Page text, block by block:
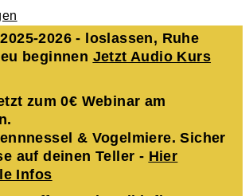
2026 - loslassen, Ruhe
beginnen Jetzt Audio Kurs
zum 0€ Webinar am
& Vogelmiere. Sicher
auf deinen Teller - Hier
Infos